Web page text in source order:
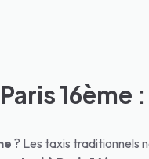
? Les taxis traditionnels